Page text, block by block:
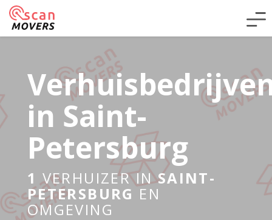
in Saint-
Petersburg
1 VERHUIZER INSAINT-
PETERSBURG EN
OMGEVING